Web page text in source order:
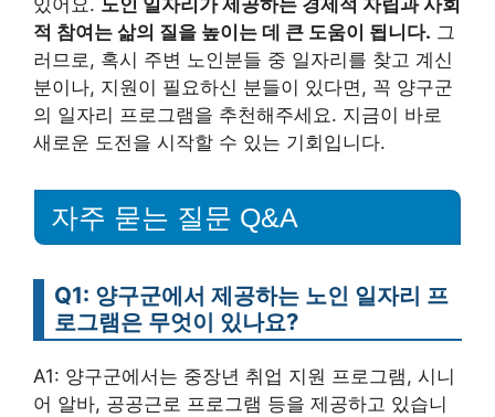
적 참여는 삶의 질을 높이는 데 큰 도움이 됩니다. 그
러므로, 혹시 주변 노인분들 중 일자리를 찾고 계신
분이나, 지원이 필요하신 분들이 있다면, 꼭 양구군
의 일자리 프로그램을 추천해주세요. 지금이 바로
새로운 도전을 시작할 수 있는 기회입니다.
자주 묻는 질문 Q&A
Q1: 양구군에서 제공하는 노인 일자리 프
로그램은 무엇이 있나요?
A1: 양구군에서는 중장년 취업 지원 프로그램, 시니
어 알바, 공공근로 프로그램 등을 제공하고 있습니